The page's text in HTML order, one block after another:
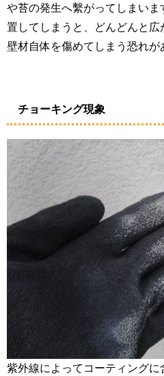
や苔の発生へ繫がってしまい
置してしまうと、どんどんと
壁材自体を傷めてしまう恐れが
チョーキング現象
紫外線によってコーティング